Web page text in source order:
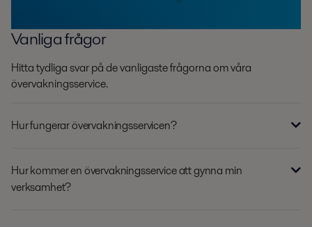
Vanliga frågor
Hitta tydliga svar på de vanligaste frågorna om våra
övervakningsservice.
Hur fungerar övervakningsservicen?
Hur kommer en övervakningsservice att gynna min
verksamhet?